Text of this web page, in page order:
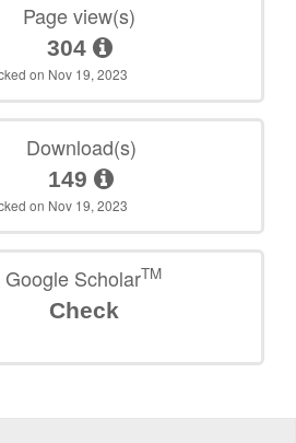
Page view(s)
304
on Nov 19, 2023
Download(s)
149
on Nov 19, 2023
Google ScholarTM
Check